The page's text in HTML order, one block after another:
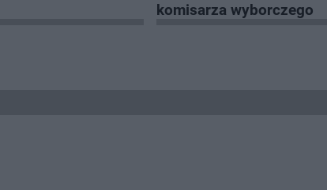
komisarza wyborczego